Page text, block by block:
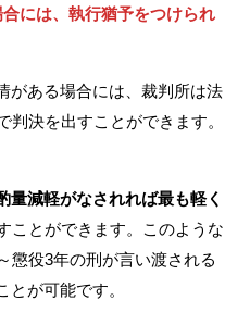
には、執行猶予をつけられ
がある場合には、裁判所は法
判決を出すことができます。
量減軽がなされれば最も軽く
ことができます。このような
懲役3年の刑が言い渡される
が可能です。